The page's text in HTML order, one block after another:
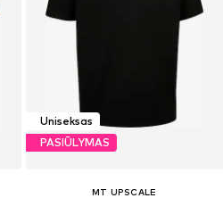
Uniseksas
PASIŪLYMAS
MT UPSCALE